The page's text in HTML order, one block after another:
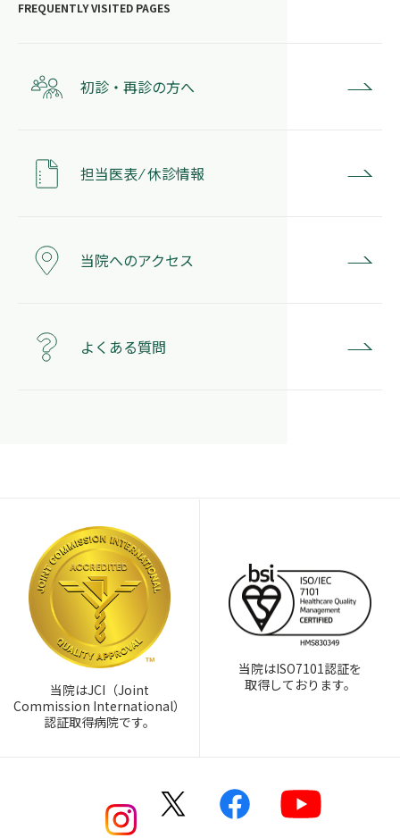
初診・再診の方へ
担当医表 ⁄ 休診情報
当院へのアクセス
よくある質問
当院はJCI（Joint
Commission International）
認証取得病院です。
当院はISO7101認証を
取得しております。